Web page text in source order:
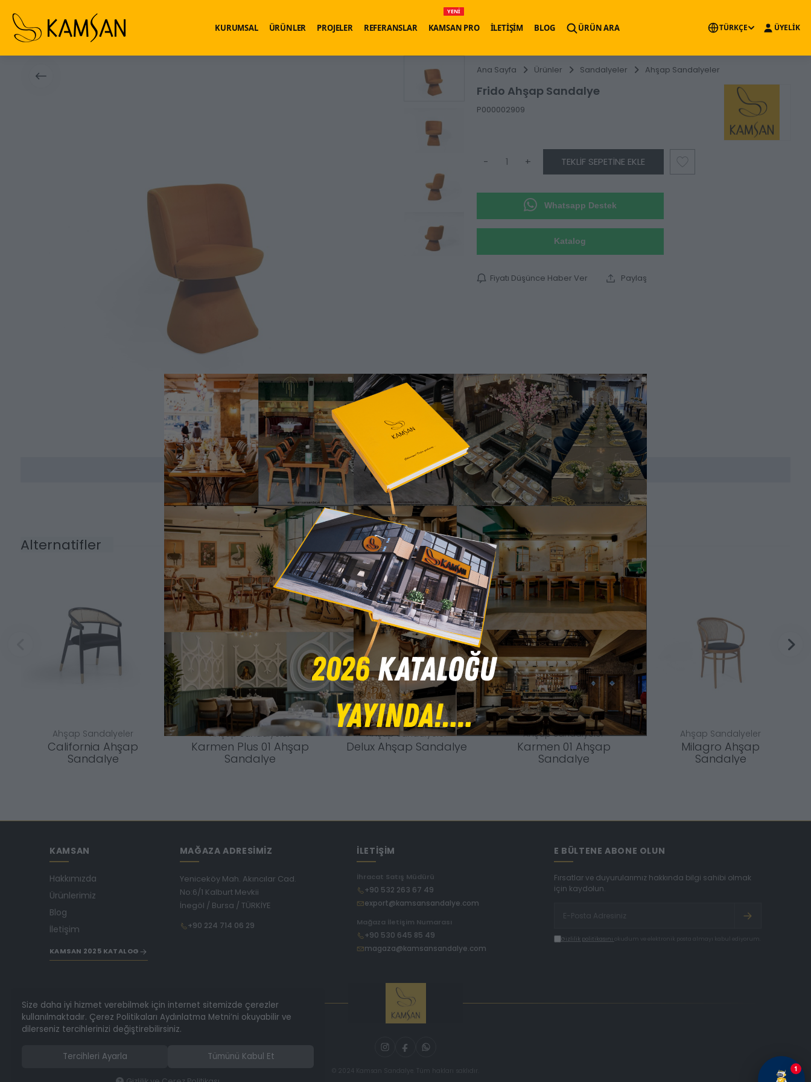
KURUMSAL ÜRÜNLER PROJELER REFERANSLAR
YENİ
KAMSAN PRO İLETİŞİM BLOG ÜRÜN ARA TÜRKÇE ÜYELİK
1
Ana Sayfa Ürünler Sandalyeler Ahşap Sandalyeler
Frido Ahşap Sandalye
P000002909
- + TEKLIF SEPETINE EKLE
Whatsapp Destek
Katalog
Fiyatı Düşünce Haber Ver Paylaş
Ürün Bilgisi Katalog
Alternatifler
Ahşap Sandalyeler
California Ahşap
Sandalye
Ahşap Sandalyeler
Karmen Plus 01 Ahşap
Sandalye
Ahşap Sandalyeler
Delux Ahşap Sandalye
Ahşap Sandalyeler
Karmen 01 Ahşap
Sandalye
Ahşap Sandalyeler
Milagro Ahşap
Sandalye
KAMSAN
Hakkımızda
Ürünlerimiz
Blog
İletişim
KAMSAN 2025 KATALOG
MAĞAZA ADRESİMİZ
Yeniceköy Mah. Akıncılar Cad.
No:6/1 Kalburt Mevkii
İnegöl / Bursa / TÜRKİYE
+90 224 714 06 29
İLETİŞİM
İhracat Satış Müdürü
+90 532 263 67 49
export@kamsansandalye.com
Mağaza İletişim Numarası
+90 530 645 85 49
magaza@kamsansandalye.com
E BÜLTENE ABONE OLUN
Fırsatlar ve duyurularımız hakkında bilgi sahibi olmak
için kaydolun.
Gizlilik politikasını okudum ve elektronik posta almayı kabul ediyorum.
Size daha iyi hizmet verebilmek için internet sitemizde çerezler
kullanılmaktadır. Çerez Politikaları Aydınlatma Metni’ni okuyabilir ve
dilerseniz tercihlerinizi değiştirebilirsiniz.
Tercihleri Ayarla Tümünü Kabul Et
×